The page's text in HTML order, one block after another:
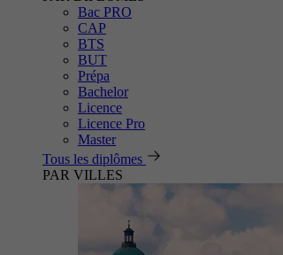
Bac PRO
CAP
BTS
BUT
Prépa
Bachelor
Licence
Licence Pro
Master
Tous les diplômes
PAR VILLES